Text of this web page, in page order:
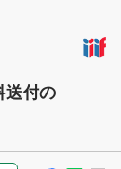
送付の